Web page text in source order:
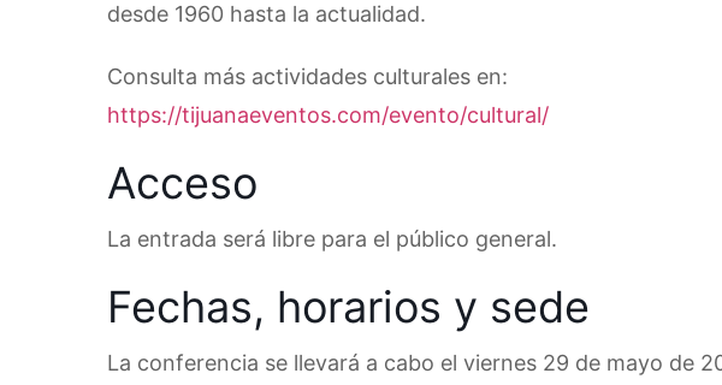
desde 1960 hasta la actualidad.
Consulta más actividades culturales en:
https://tijuanaeventos.com/evento/cultural/
Acceso
La entrada será libre para el público general.
Fechas, horarios y sede
La conferencia se llevará a cabo el viernes 29 de mayo de